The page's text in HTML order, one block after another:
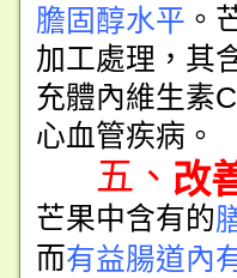
膽固醇水平 。
加工處理，其
充體內維生素
心血管疾病。
五、 改
芒果中含有的
而有益腸道內